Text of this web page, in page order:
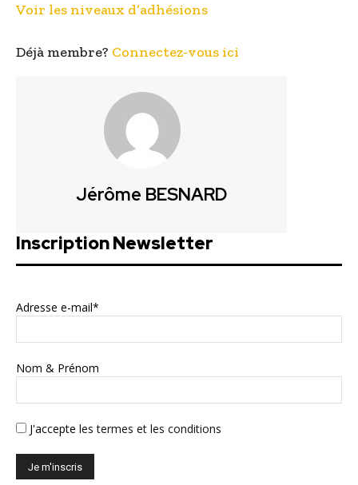
Voir les niveaux d’adhésions
Déjà membre? Connectez-vous ici
Jérôme BESNARD
Inscription Newsletter
Adresse e-mail*
Nom & Prénom
J'accepte les termes et les conditions